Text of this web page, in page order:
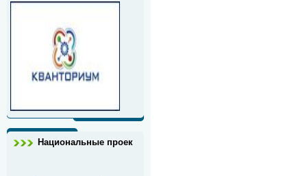
Национальные проек